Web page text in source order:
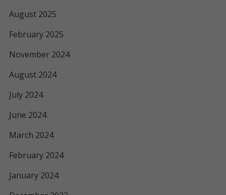
August 2025
February 2025
November 2024
August 2024
July 2024
June 2024
March 2024
February 2024
January 2024